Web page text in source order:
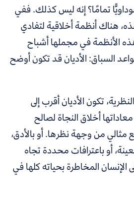
تمامًا؟ إنه ليس كذلك. ففي
هناك أنظمة أخلاقية لتفادي
الأنظمة في مجملها أشباح
السباق: الأديان قد تكون أوضح
تكون الأديان أقرب إلى
أخلاق النجاة لصالح
من وجهة نظرها. أو بالأدق،
أو باعترافات محددة تجاه
المخاطرة بحياته كلها في